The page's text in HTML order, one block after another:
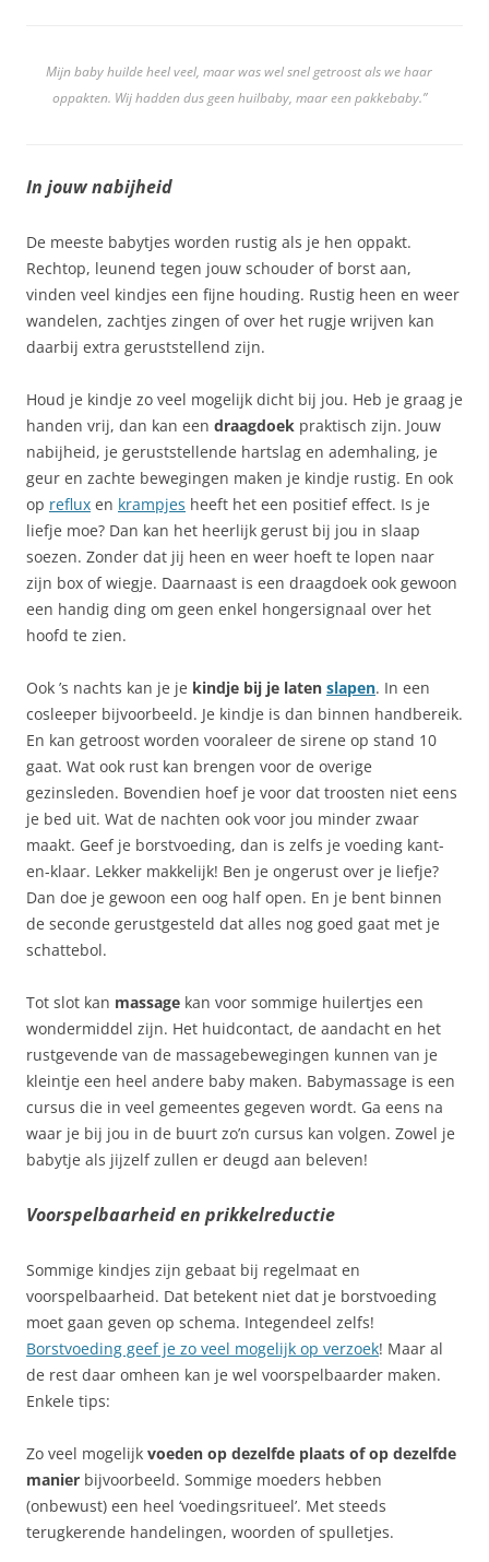
Mijn baby huilde heel veel, maar was wel snel getroost als we haar
oppakten. Wij hadden dus geen huilbaby, maar een pakkebaby.”
In jouw nabijheid
De meeste babytjes worden rustig als je hen oppakt.
Rechtop, leunend tegen jouw schouder of borst aan,
vinden veel kindjes een fijne houding. Rustig heen en weer
wandelen, zachtjes zingen of over het rugje wrijven kan
daarbij extra geruststellend zijn.
Houd je kindje zo veel mogelijk dicht bij jou. Heb je graag je
handen vrij, dan kan een draagdoek praktisch zijn. Jouw
nabijheid, je geruststellende hartslag en ademhaling, je
geur en zachte bewegingen maken je kindje rustig. En ook
op reflux en krampjes heeft het een positief effect. Is je
liefje moe? Dan kan het heerlijk gerust bij jou in slaap
soezen. Zonder dat jij heen en weer hoeft te lopen naar
zijn box of wiegje. Daarnaast is een draagdoek ook gewoon
een handig ding om geen enkel hongersignaal over het
hoofd te zien.
Ook ’s nachts kan je je kindje bij je laten slapen. In een
cosleeper bijvoorbeeld. Je kindje is dan binnen handbereik.
En kan getroost worden vooraleer de sirene op stand 10
gaat. Wat ook rust kan brengen voor de overige
gezinsleden. Bovendien hoef je voor dat troosten niet eens
je bed uit. Wat de nachten ook voor jou minder zwaar
maakt. Geef je borstvoeding, dan is zelfs je voeding kant-
en-klaar. Lekker makkelijk! Ben je ongerust over je liefje?
Dan doe je gewoon een oog half open. En je bent binnen
de seconde gerustgesteld dat alles nog goed gaat met je
schattebol.
Tot slot kan massage kan voor sommige huilertjes een
wondermiddel zijn. Het huidcontact, de aandacht en het
rustgevende van de massagebewegingen kunnen van je
kleintje een heel andere baby maken. Babymassage is een
cursus die in veel gemeentes gegeven wordt. Ga eens na
waar je bij jou in de buurt zo’n cursus kan volgen. Zowel je
babytje als jijzelf zullen er deugd aan beleven!
Voorspelbaarheid en prikkelreductie
Sommige kindjes zijn gebaat bij regelmaat en
voorspelbaarheid. Dat betekent niet dat je borstvoeding
moet gaan geven op schema. Integendeel zelfs!
Borstvoeding geef je zo veel mogelijk op verzoek! Maar al
de rest daar omheen kan je wel voorspelbaarder maken.
Enkele tips:
Zo veel mogelijk voeden op dezelfde plaats of op dezelfde
manier bijvoorbeeld. Sommige moeders hebben
(onbewust) een heel ‘voedingsritueel’. Met steeds
terugkerende handelingen, woorden of spulletjes.